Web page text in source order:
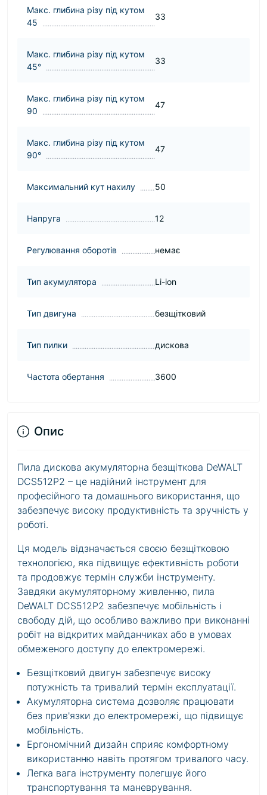
Макс. глибина різу під кутом
45
33
Макс. глибина різу під кутом
45°
33
Макс. глибина різу під кутом
90
47
Макс. глибина різу під кутом
90°
47
Максимальний кут нахилу 50
Напруга 12
Регулювання оборотів немає
Тип акумулятора Li-ion
Тип двигуна безщітковий
Тип пилки дискова
Частота обертання 3600
Опис
Пила дискова акумуляторна безщіткова DeWALT
DCS512P2 – це надійний інструмент для
професійного та домашнього використання, що
забезпечує високу продуктивність та зручність у
роботі.
Ця модель відзначається своєю безщітковою
технологією, яка підвищує ефективність роботи
та продовжує термін служби інструменту.
Завдяки акумуляторному живленню, пила
DeWALT DCS512P2 забезпечує мобільність і
свободу дій, що особливо важливо при виконанні
робіт на відкритих майданчиках або в умовах
обмеженого доступу до електромережі.
Безщітковий двигун забезпечує високу
потужність та тривалий термін експлуатації.
Акумуляторна система дозволяє працювати
без прив'язки до електромережі, що підвищує
мобільність.
Ергономічний дизайн сприяє комфортному
використанню навіть протягом тривалого часу.
Легка вага інструменту полегшує його
транспортування та маневрування.